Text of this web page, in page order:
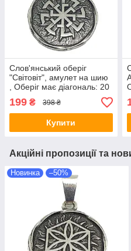
Слов'янський оберіг
"Світовіт", амулет на шию
, Оберіг має діагональ: 20
мм, амулет
199 ₴ 398 ₴
Купити
Акційні пропозиції та
Новинка –50%